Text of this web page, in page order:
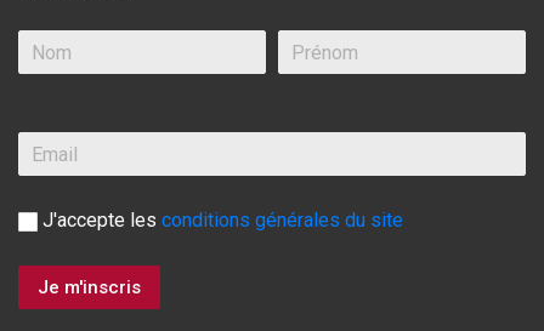
J'accepte les conditions générales du site